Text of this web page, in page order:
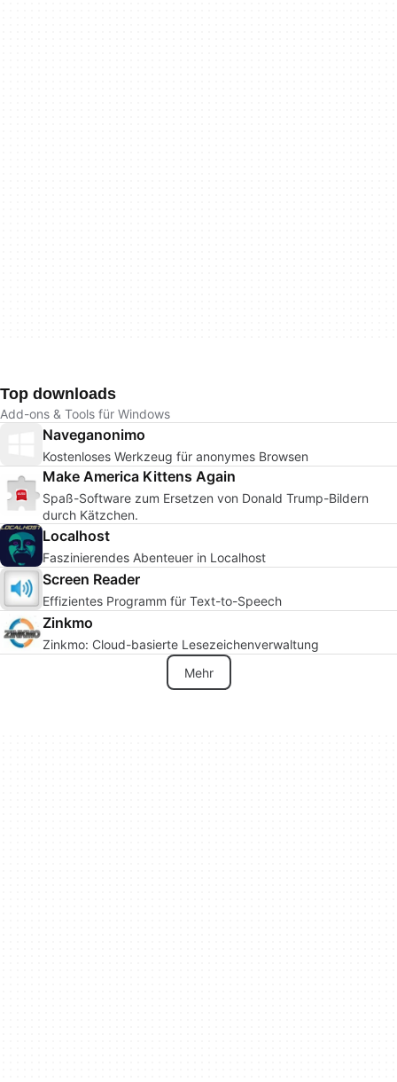
Top downloads
Add-ons & Tools für Windows
Naveganonimo
Kostenloses Werkzeug für anonymes Browsen
Make America Kittens Again
Spaß-Software zum Ersetzen von Donald Trump-Bildern
durch Kätzchen.
Localhost
Faszinierendes Abenteuer in Localhost
Screen Reader
Effizientes Programm für Text-to-Speech
Zinkmo
Zinkmo: Cloud-basierte Lesezeichenverwaltung
Mehr